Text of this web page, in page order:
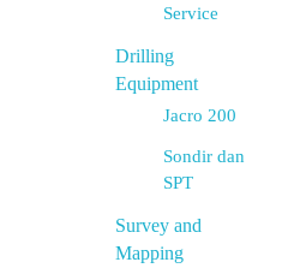
Service
Drilling
Equipment
Jacro 200
Sondir dan
SPT
Survey and
Mapping